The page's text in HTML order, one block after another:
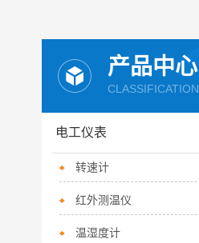
产品中心
CLASSIFICATION
电工仪表
转速计
红外测温仪
温湿度计